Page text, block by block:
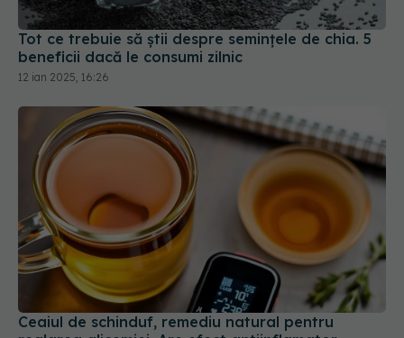
Tot ce trebuie să știi despre semințele de chia. 5
beneficii dacă le consumi zilnic
12 ian 2025, 16:26
Ceaiul de schinduf, remediu natural pentru